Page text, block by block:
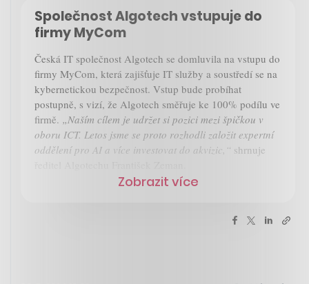
Společnost Algotech vstupuje do
firmy MyCom
Česká IT společnost Algotech se domluvila na vstupu do
firmy MyCom, která zajišťuje IT služby a soustředí se na
kybernetickou bezpečnost. Vstup bude probíhat
postupně, s vizí, že Algotech směřuje ke 100% podílu ve
firmě. „Naším cílem je udržet si pozici mezi špičkou v
oboru ICT. Letos jsme se proto rozhodli založit expertní
oddělení pro AI a více investovat do akvizic,“ shrnuje
Zobrazit více